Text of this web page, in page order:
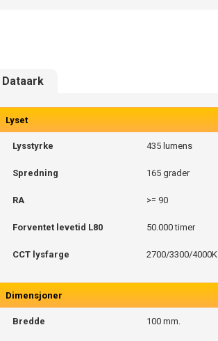
Dataark
Lyset
Lysstyrke 435 lumens
Spredning 165 grader
RA >= 90
Forventet levetid L80 50.000 timer
CCT lysfarge 2700/3300/4000K
Dimensjoner
Bredde 100 mm.